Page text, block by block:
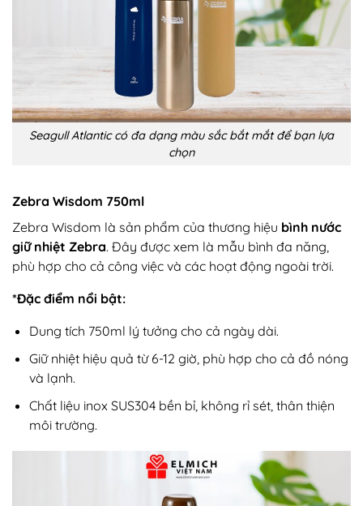
Seagull Atlantic có đa dạng màu sắc bắt mắt để bạn lựa
chọn
Zebra Wisdom 750ml
Zebra Wisdom là sản phẩm của thương hiệu bình nước
giữ nhiệt Zebra. Đây được xem là mẫu bình đa năng,
phù hợp cho cả công việc và các hoạt động ngoài trời.
*Đặc điểm nổi bật:
Dung tích 750ml lý tưởng cho cả ngày dài.
Giữ nhiệt hiệu quả từ 6-12 giờ, phù hợp cho cả đồ nóng
và lạnh.
Chất liệu inox SUS304 bền bỉ, không rỉ sét, thân thiện
môi trường.